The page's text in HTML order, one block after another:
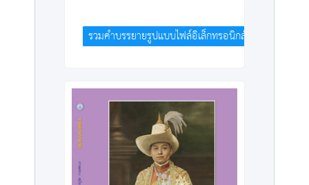
รวมคำบรรยายรูปแบบไฟล์อิเล็กทรอนิกส์ (PDF) สมัยที่